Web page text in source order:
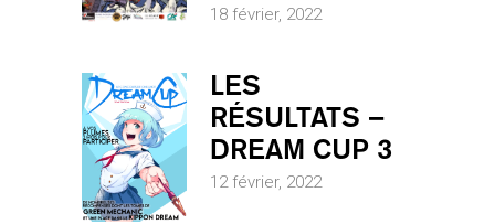
18 février, 2022
LES
RÉSULTATS –
DREAM CUP 3
12 février, 2022